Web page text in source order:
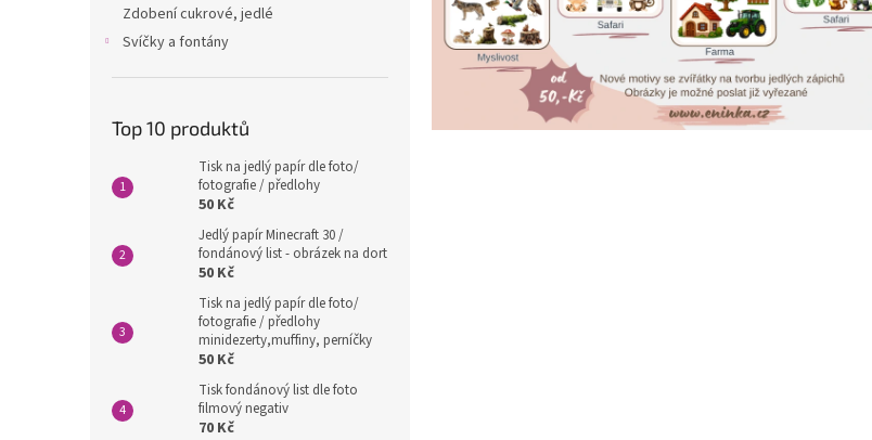
Zdobení cukrové, jedlé
Svíčky a fontány
Top 10 produktů
Tisk na jedlý papír dle foto/
fotografie / předlohy
50 Kč
Jedlý papír Minecraft 30 /
fondánový list - obrázek na dort
50 Kč
Tisk na jedlý papír dle foto/
fotografie / předlohy
minidezerty,muffiny, perníčky
50 Kč
Tisk fondánový list dle foto
filmový negativ
70 Kč